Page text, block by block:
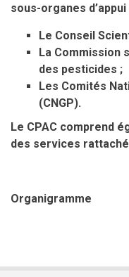
sous-organes
Le Conseil
La Commission
des pesticides ;
Les Comités
(CNGP).
Le CPAC comprend
des services
Organigramme